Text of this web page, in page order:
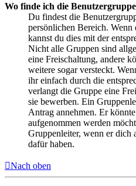
Wo finde ich die
Du findest die
persönlichen Bereich. Wenn
kannst du dies mit der
Nicht alle Gruppen sind
eine Freischaltung, andere
weitere sogar versteckt.
ihr einfach durch die
verlangt die Gruppe eine
sie bewerben. Ein
Antrag annehmen. Er
aufgenommen werden
Gruppenleiter, wenn er dich
dafür haben.
Nach oben